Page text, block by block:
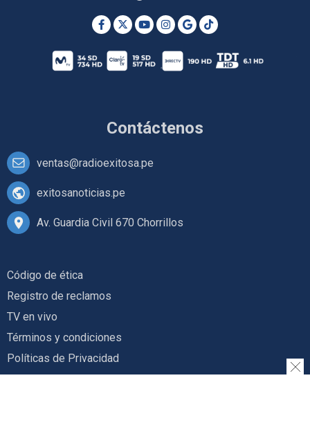
Contáctenos
ventas@radioexitosa.pe
exitosanoticias.pe
Av. Guardia Civil 670 Chorrillos
Código de ética
Registro de reclamos
TV en vivo
Términos y condiciones
Políticas de Privacidad